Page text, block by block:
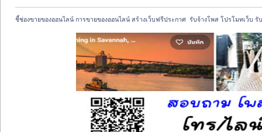
ชี้ช่องขายของออนไลน์ การขายของออนไลน์ สร้างเว็บฟรีประกาศ  รับจ้างโพส โปรโมทเว็บ รั